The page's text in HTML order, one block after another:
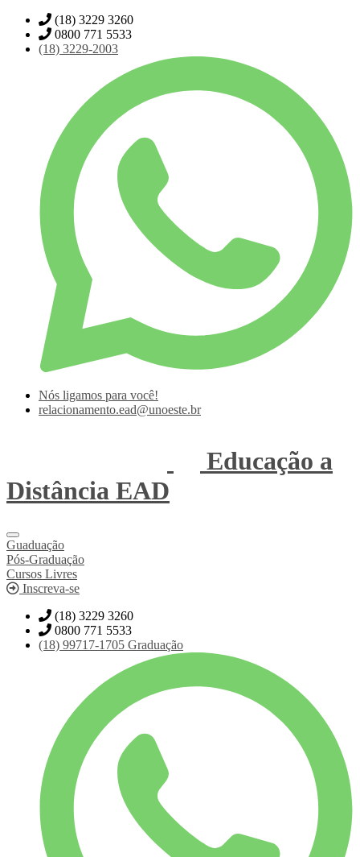
(18) 3229 3260
0800 771 5533
(18) 3229-2003
Nós ligamos para você!
relacionamento.ead@unoeste.br
Educação a
Distância EAD
Guaduação
Pós-Graduação
Cursos Livres
Inscreva-se
(18) 3229 3260
0800 771 5533
(18) 99717-1705 Graduação